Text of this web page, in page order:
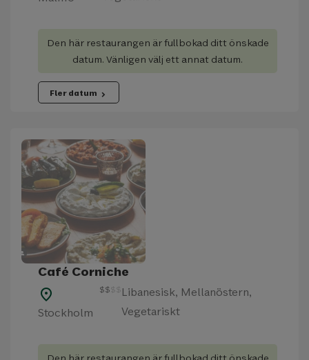
Den här restaurangen är fullbokad ditt önskade
datum. Vänligen välj ett annat datum.
Fler datum chevron_right
Café Corniche
place
Stockholm
$$ $ $ Libanesisk, Mellanöstern,
Vegetariskt